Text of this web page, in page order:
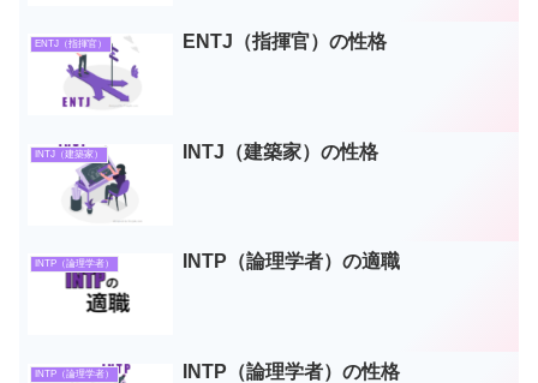
ENTJ（指揮官） ENTJ（指揮官）の性格
INTJ（建築家） INTJ（建築家）の性格
INTP（論理学者） INTP（論理学者）の適職
INTP（論理学者） INTP（論理学者）の性格